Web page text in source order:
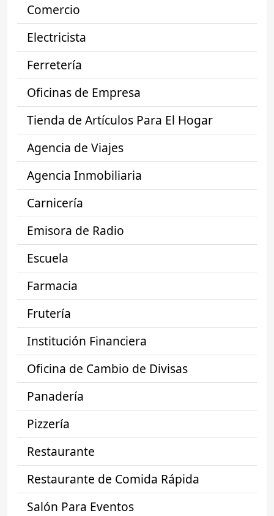
Comercio
Electricista
Ferretería
Oficinas de Empresa
Tienda de Artículos Para El Hogar
Agencia de Viajes
Agencia Inmobiliaria
Carnicería
Emisora de Radio
Escuela
Farmacia
Frutería
Institución Financiera
Oficina de Cambio de Divisas
Panadería
Pizzería
Restaurante
Restaurante de Comida Rápida
Salón Para Eventos